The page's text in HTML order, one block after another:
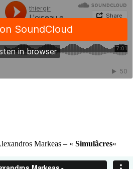
Markeas – « Simulâcres«